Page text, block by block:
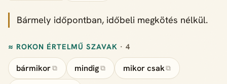
Bármely időpontban, időbeli megkötés nélkül.
≈ ROKON ÉRTELMŰ SZAVAK · 4
bármikor ⧉ mindig ⧉ mikor csak⧉